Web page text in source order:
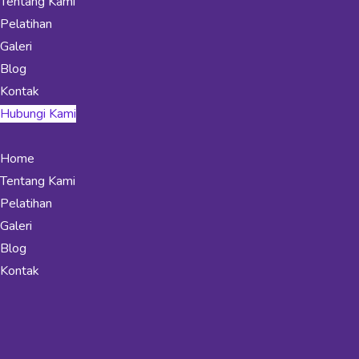
Pelatihan
Galeri
Blog
Kontak
Hubungi Kami
Home
Tentang Kami
Pelatihan
Galeri
Blog
Kontak